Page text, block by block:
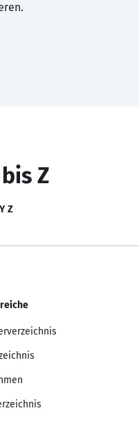
Z
Y Z